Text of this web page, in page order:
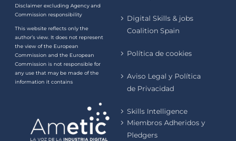
Disclaimer excluding Agency and
Commission responsibility
This website reflects only the
author’s view. It does not represent
the view of the European
Commission and the European
Commission is not responsible for
any use that may be made of the
information it contains
Digital Skills & jobs
Coalition Spain
Política de cookies
Aviso Legal y Política
de Privacidad
Skills Intelligence
Miembros Adheridos y
Pledgers